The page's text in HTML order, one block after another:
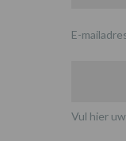
E-
Vul hier